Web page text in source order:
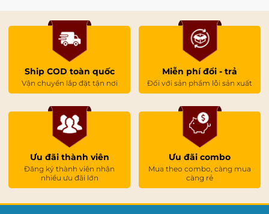
Ship COD toàn quốc
Vận chuyển lắp đặt tận nơi
Miễn phí đổi - trả
Đối với sản phẩm lỗi sản xuất
Ưu đãi thành viên
Đăng ký thành viên nhận
nhiều ưu đãi lớn
Ưu đãi combo
Mua theo combo, càng mua
càng rẻ